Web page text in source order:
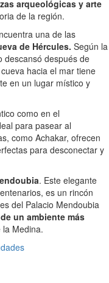
arqueológicas y arte
de la región.
una de las
de Hércules. Según la
descansó después de
hacia el mar tiene
en un lugar místico y
como en el
para pasear al
como Achakar, ofrecen
para desconectar y
. Este elegante
es un rincón
del Palacio Mendoubia
un ambiente más
Medina.